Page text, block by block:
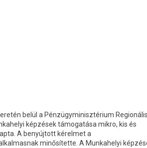
belül a Pénzügyminisztérium Regionális
képzések támogatása mikro, kis és
A benyújtott kérelmet a
minősítette. A Munkahelyi